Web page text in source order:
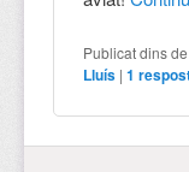
Publicat dins de
Lluís |1